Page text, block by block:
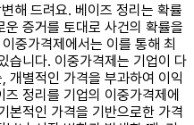
해 드려요. 베이즈 정리는 확률
증거를 토대로 사건의 확률을
중가격제에서는 이를 통해 최
습니다. 이중가격제는 기업이 다
개별적인 가격을 부과하여 이익
정리를 기업의 이중가격제에
본적인 가격을 기반으로한 가격